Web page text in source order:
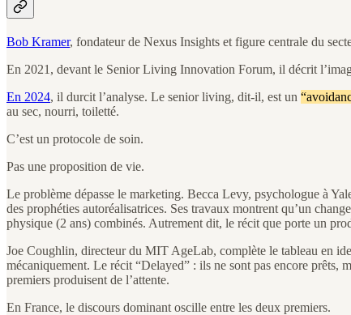
Bob Kramer, fondateur de Nexus Insights et figure centrale du
En 2021, devant le Senior Living Innovation Forum, il décrit
En 2024, il durcit l’analyse. Le senior living, dit-il, est un
au sec, nourri, toiletté.
C’est un protocole de soin.
Pas une proposition de vie.
Le problème dépasse le marketing. Becca Levy, psychologue à
des prophéties autoréalisatrices. Ses travaux montrent qu’un
physique (2 ans) combinés. Autrement dit, le récit que porte un
Joe Coughlin, directeur du MIT AgeLab, complète le tableau en
mécaniquement. Le récit “Delayed” : ils ne sont pas encore
premiers produisent de l’attente.
En France, le discours dominant oscille entre les deux premiers.